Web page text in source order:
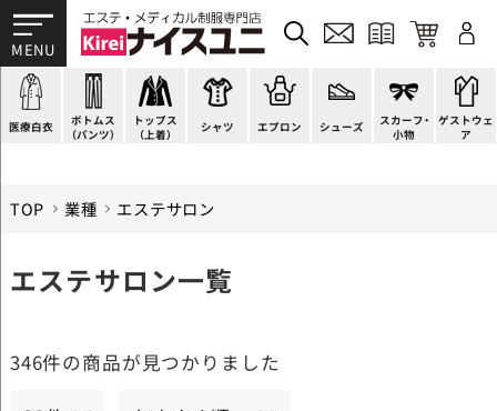
医療白衣
ドクターコート
ドクタージャケット
医療用ジャケット
ケーシージャケット
ボトムス
（パンツ）
パンツ
スクラブパンツ
スカート
キュロット
トップス
（上着）
オーバーブラウス
ベスト
アウター
アンダーウェア
シャツ
カットソー
ブラウス
ポロシャツ
Tシャツ
エプロン
H型エプロン
腰下エプロン
ラップエプロン
エプロンドレス
シューズ
スニーカー
サンダル
ナースシューズ
パンプス
スカーフ・
小物
すべて
スカーフ・リボン
バッグ
ゲストウェ
ア
ゲストウェア
施術衣
マタニティユニフォーム
衛生アイテム
TOP 業種 エステサロン
エステサロン一覧
346件の商品が見つかりました